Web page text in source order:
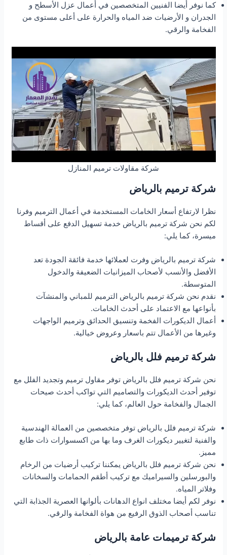
كما نوفر أيضا الفنيين المتخصصين في أعمال عزل الأسطح و
الجدران و الأرضيات ضد المياه والحرارة على أعلى مستوى من
الفخامة والرقي.
شركة مقاولات ترميم المنازل
شركة ترميم بالرياض
نظرا لارتفاع أسعار الخامات المستخدمة في أعمال الترميم وفرنا
لكم نحن شركة ترميم بالرياض خدمة تسهيل الدفع على أقساط
ميسرة، كما يلي:
شركة ترميم بالرياض وفرت لعملائها خدمة فائقة الجودة تعد
الأفضل والأنسب لأصحاب الميزانيات الضعيفة والدخول
المتوسطة.
نقدم نحن شركة ترميم بالرياض الترميم للمباني والمنشآت
بأنواعها مع الاعتماد على أحدث الخامات.
أعمال الديكورات الفخمة وتنسيق الحدائق وترميم الواجهات
وغيرها من الأعمال تتم باسعار وعروض خيالية.
شركة ترميم فلل بالرياض
نحن شركة ترميم فلل بالرياض توفر مقاول ترميم وتجديد الفلل مع
توفير أحدث الديكورات والتصاميم التي تواكب أحدث صيحات
الجمال والفخامة حول العالم، كما يلي:
شركة ترميم فلل بالرياض توفر متخصصين من العمالة الهندسية
والفنية لتغيير ديكورات الغرف وما بها من اكسسوارات ذات طابع
مميز.
نحن شركة ترميم فلل بالرياض يمكننا تركيب أرضيات من الرخام
والبورسلين والسيراميك مع تركيب أطقم الحمامات والسخانات
وفلاتر المياه.
نوفر لكم أيضا مختلف انواع الدهانات بألوانها العصرية الجذابة التي
تناسب أصحاب الذوق الرفيع من هواة الفخامة والرقي.
شركة ترميمات عامة بالرياض